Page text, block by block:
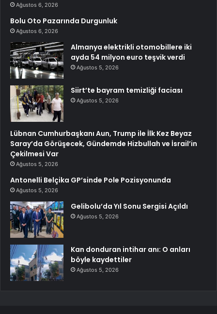
Ağustos 6, 2026
Bolu Oto Pazarında Durgunluk
Ağustos 6, 2026
Almanya elektrikli otomobillere iki
ayda 54 milyon euro teşvik verdi
Ağustos 5, 2026
Siirt’te bayram temizliği faciası
Ağustos 5, 2026
Lübnan Cumhurbaşkanı Aun, Trump ile İlk Kez Beyaz
Saray’da Görüşecek, Gündemde Hizbullah ve İsrail’in
Çekilmesi Var
Ağustos 5, 2026
Antonelli Belçika GP’sinde Pole Pozisyonunda
Ağustos 5, 2026
Gelibolu’da Yıl Sonu Sergisi Açıldı
Ağustos 5, 2026
Kan donduran intihar anı: O anları
böyle kaydettiler
Ağustos 5, 2026